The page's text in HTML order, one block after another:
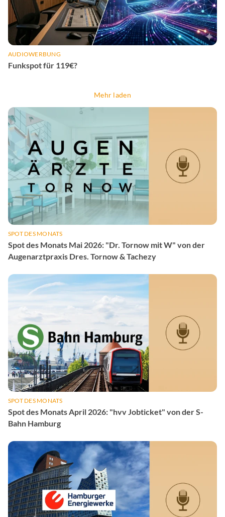
AUDIOWERBUNG
Funkspot für 119€?
Mehr laden
SPOT DES MONATS
Spot des Monats Mai 2026: "Dr. Tornow mit W" von der
Augenarztpraxis Dres. Tornow & Tachezy
SPOT DES MONATS
Spot des Monats April 2026: "hvv Jobticket" von der S-
Bahn Hamburg